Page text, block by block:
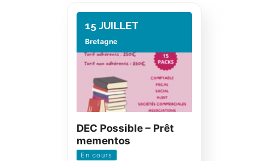
15 JUILLET
Bretagne
DEC Possible – Prêt
mementos
En cours